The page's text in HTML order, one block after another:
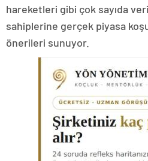
hareketleri gibi çok sayıda
sahiplerine gerçek piyasa
önerileri sunuyor.